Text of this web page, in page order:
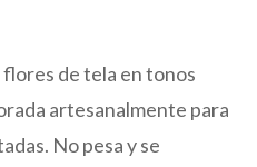
de tela en tonos
artesanalmente para
No pesa y se